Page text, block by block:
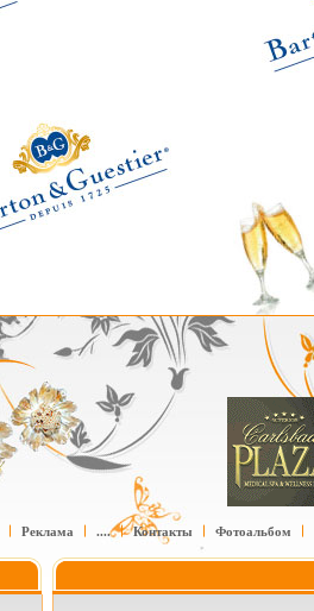
Реклама .... Контакты Фотоальбом